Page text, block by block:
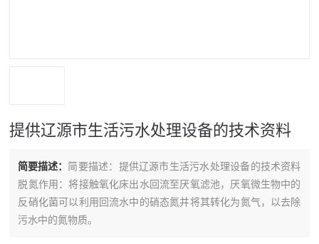
提供辽源市生活污水处理设备的技术资料
简要描述： 简要描述：提供辽源市生活污水处理设备的技术资料
脱氮作用：将接触氧化床出水回流至厌氧滤池，厌氧微生物中的
反硝化菌可以利用回流水中的硝态氮并将其转化为氮气，以去除
污水中的氮物质。